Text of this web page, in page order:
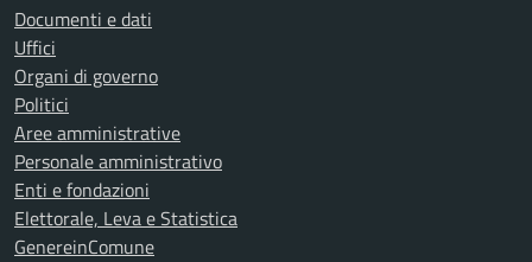
Documenti e dati
Uffici
Organi di governo
Politici
Aree amministrative
Personale amministrativo
Enti e fondazioni
Elettorale, Leva e Statistica
GenereinComune